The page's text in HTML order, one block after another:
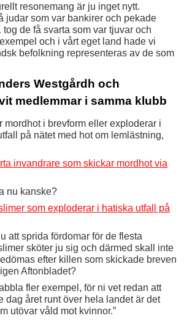
resonemang är ju inget nytt.
judar som var bankirer och pekade
de få svarta som var tjuvar och
och i vårt eget land hade vi
befolkning representeras av de som
Westgårdh och
medlemmar i samma klubb
mordhot i brevform eller ­exploderar i
på nätet med hot om lemlästning,
invandrare som skickar mordhot via
nu kanske?
som exploderar i hatiska utfall på
att sprida fördomar för de flesta
sköter ju sig och därmed skall inte
efter killen som skickade breven
Aftonbladet?
fler exempel, för ni vet ­redan att
dag året runt över hela landet är det
utövar våld mot kvinnor.”